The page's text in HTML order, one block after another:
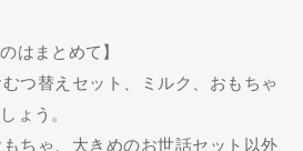
はまとめて】
つ替えセット、ミルク、おもちゃ
ょう。
ちゃ、大きめのお世話セット以外